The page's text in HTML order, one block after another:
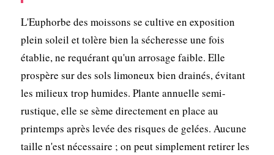
L'Euphorbe des moissons se cultive en exposition
plein soleil et tolère bien la sécheresse une fois
établie, ne requérant qu'un arrosage faible. Elle
prospère sur des sols limoneux bien drainés, évitant
les milieux trop humides. Plante annuelle semi-
rustique, elle se sème directement en place au
printemps après levée des risques de gelées. Aucune
taille n'est nécessaire ; on peut simplement retirer les